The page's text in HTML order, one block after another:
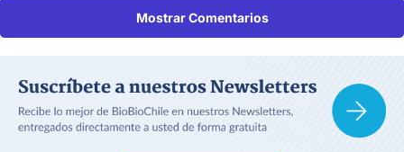
Mostrar Comentarios